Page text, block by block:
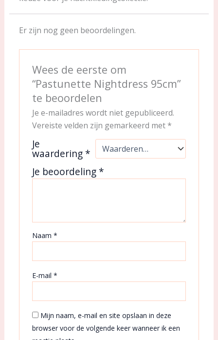
Er zijn nog geen beoordelingen.
Wees de eerste om
“Pastunette Nightdress 95cm”
te beoordelen
Je e-mailadres wordt niet gepubliceerd.
Vereiste velden zijn gemarkeerd met *
Je
waardering *
Je beoordeling *
Naam*
E-mail*
Mijn naam, e-mail en site opslaan in deze
browser voor de volgende keer wanneer ik een